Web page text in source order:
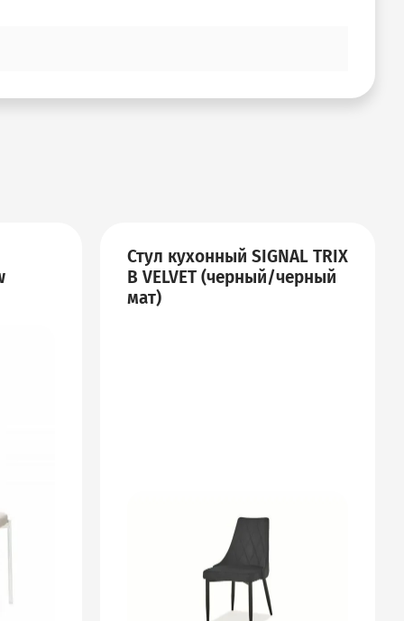
Стул кухонный SIGNAL TRIX
B VELVET (черный/черный
мат)